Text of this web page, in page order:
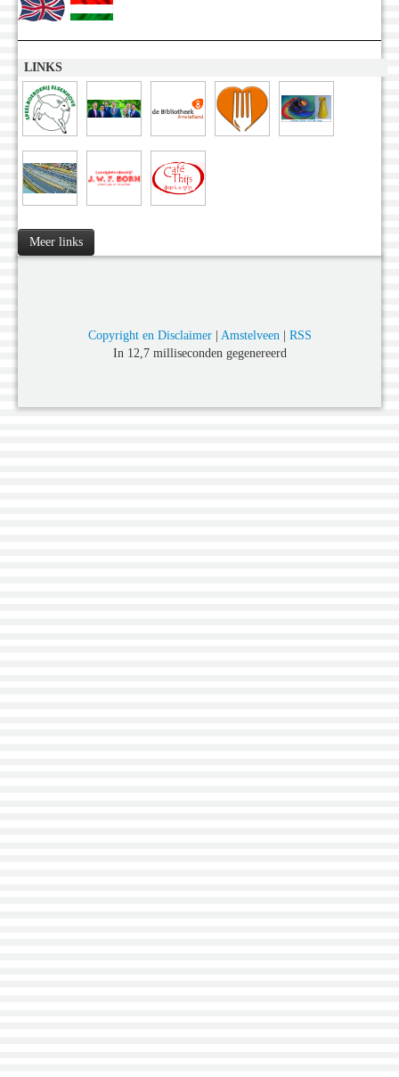
LINKS
Meer links
Copyright en Disclaimer| Amstelveen| RSS
In 12,7 milliseconden gegenereerd